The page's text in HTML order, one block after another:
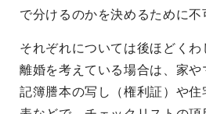
で分けるのかを決めるために不
それぞれについては後ほどくわ
離婚を考えている場合は、家
記簿謄本の写し（権利証）や